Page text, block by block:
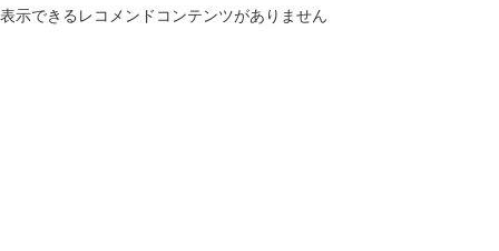
表示できるレコメンドコンテンツがありません